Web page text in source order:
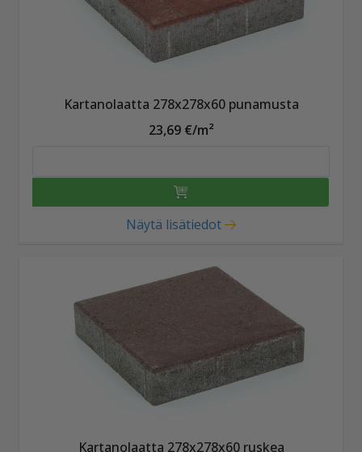
Kartanolaatta 278x278x60 punamusta
23,69 €/m²
Näytä lisätiedot
Kartanolaatta 278x278x60 ruskea